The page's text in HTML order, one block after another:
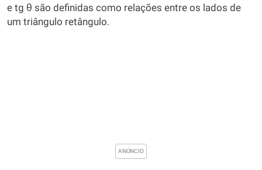
e tg θ são definidas como relações entre os lados de
um triângulo retângulo.